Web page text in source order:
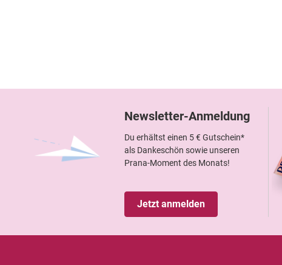
Newsletter-Anmeldung
Du erhältst einen 5 € Gutschein*
als Dankeschön sowie unseren
Prana-Moment des Monats!
Jetzt anmelden